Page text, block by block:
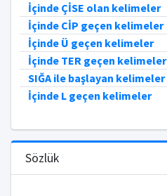
İçinde ÇİSE olan kelimeler
İçinde CİP geçen kelimeler
İçinde Ü geçen kelimeler
İçinde TER geçen kelimeler
SIĞA ile başlayan kelimeler
İçinde L geçen kelimeler
Sözlük